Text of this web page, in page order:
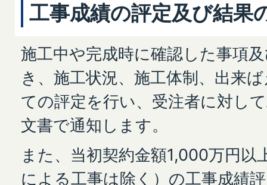
工事成績の評定及び結果
施工中や完成時に確認した事項
き、施工状況、施工体制、出来
ての評定を行い、受注者に対し
文書で通知します。
また、当初契約金額1,000万円以
による工事は除く）の工事成績